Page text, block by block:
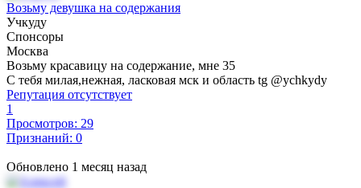
Возьму девушка на содержания
Учкуду
Спонсоры
Москва
Возьму красавицу на содержание, мне 35
С тебя милая,нежная, ласковая мск и область tg @ychkydy
Репутация отсутствует
1
Просмотров: 29
Признаний: 0
Обновлено 1 месяц назад